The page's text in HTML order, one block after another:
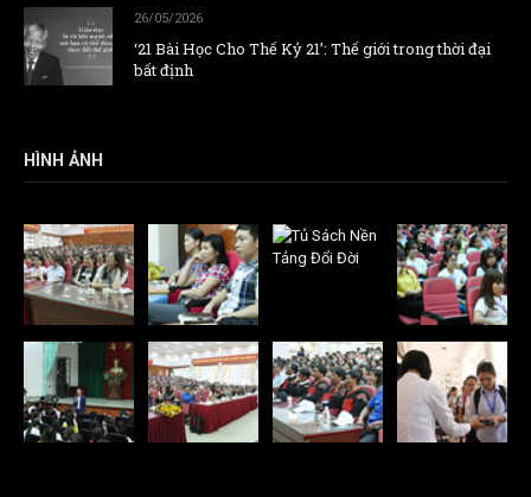
26/05/2026
‘21 Bài Học Cho Thế Kỷ 21’: Thế giới trong thời đại
bất định
HÌNH ẢNH